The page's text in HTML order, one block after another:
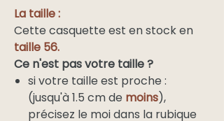
La taille :
Cette casquette est en stock en
taille 56.
Ce n'est pas votre taille ?
si votre taille est proche :
(jusqu'à 1.5 cm de moins),
précisez le moi dans la rubique